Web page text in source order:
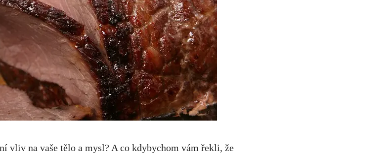
vliv na vaše‌ tělo⁤ a​ mysl? A co kdybychom ⁣vám řekli, že